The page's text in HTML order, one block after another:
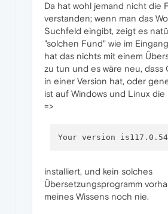
Da hat wohl jemand nicht die
verstanden; wenn man das
Suchfeld eingibt, zeigt es
"solchen Fund" wie im
hat das nichts mit einem
zu tun und es wäre neu, dass
in einer Version hat, oder
ist auf Windows und Linux die
=>
installiert, und kein solches
Übersetzungsprogramm
meines Wissens noch nie.